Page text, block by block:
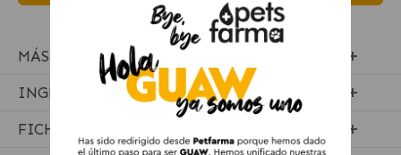
MÁS INFORMACIÓN
INGREDIENTES
FICHA TÉCNICA